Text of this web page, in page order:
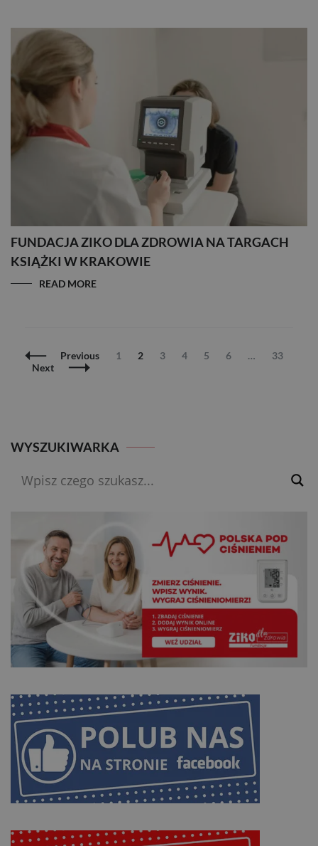
FUNDACJA ZIKO DLA ZDROWIA NA TARGACH
KSIĄŻKI W KRAKOWIE
READ MORE
Posts
Navigation
Previous Page
1 Page
2 Page
3 Page
4 Page
5 Page
6 … Page
33
Next
WYSZUKIWARKA